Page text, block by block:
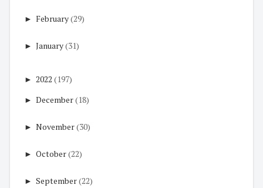
► February(29)
► January(31)
► 2022 (197)
► December(18)
► November(30)
► October(22)
► September(22)